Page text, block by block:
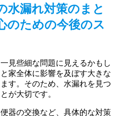
水漏れ対策のまと
のための今後のス
見些細な問題に見えるかもし
家全体に影響を及ぼす大きな
す。そのため、水漏れを見つ
が大切です。
器の交換など、具体的な対策